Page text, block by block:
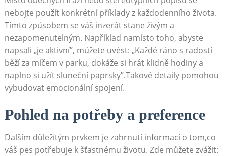
⁤nebojte použít ⁤konkrétní příklady z každodenního života.
⁣Tímto způsobem se váš‍ inzerát stane živým a
nezapomenutelným. Například namísto ‌toho, abyste
napsali „je aktivní”, můžete uvést: „Každé ráno s radostí
běží za míčem v parku, dokáže si hrát klidně hodiny a
naplno si užít sluneční paprsky”.Takové detaily⁣ pomohou
vybudovat emocionální spojení.
Pohled na potřeby ‌a preference
Dalším důležitým prvkem je zahrnutí informací o ‌tom,co​
váš pes potřebuje k šťastnému životu. Zde můžete⁣ zvážit: